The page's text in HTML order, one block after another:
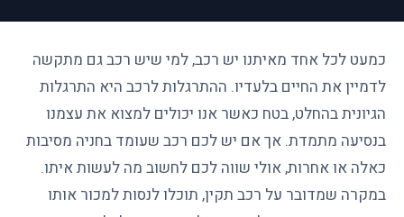
כמעט לכל אחד מאיתנו יש רכב, למי שיש רכב גם מתקשה
לדמיין את החיים בלעדיו. ההתרגלות לרכב היא התרגלות
הגיונית בהחלט, בטח כאשר אנו יכולים למצוא את עצמנו
בנסיעה מתמדת. אך אם יש לכם רכב שעומד בחניה מסיבות
כאלה או אחרות, אולי שווה לכם לחשוב מה לעשות איתו.
במקרה שמדובר על רכב תקין, תוכלו לנסות למכור אותו